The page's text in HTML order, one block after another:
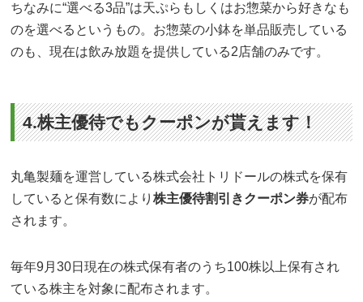
ちなみに“選べる3品”は天ぷらもしくはお惣菜から好きなも
のを選べるというもの。お惣菜の小鉢を単品販売している
のも、現在は飲み放題を提供している2店舗のみです。
4.株主優待でもクーポンが貰えます！
丸亀製麺を運営している株式会社トリドールの株式を保有
していると保有数により株主優待割引きクーポン券が配布
されます。
毎年9月30日現在の株式保有者のうち100株以上保有され
ている株主を対象に配布されます。